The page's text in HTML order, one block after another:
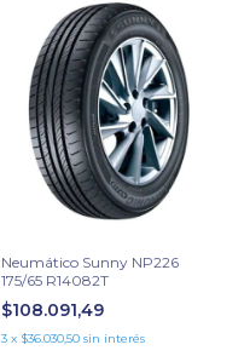
Neumático Sunny NP226
175/65 R14082T
$108.091,49
3 x $36.030,50 sin interés